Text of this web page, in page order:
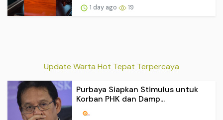
1 day ago 19
Update Warta Hot Tepat Terpercaya
Purbaya Siapkan Stimulus untuk
Korban PHK dan Damp...